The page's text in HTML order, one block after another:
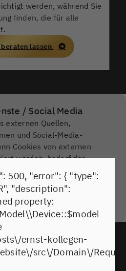
werden, während Sie
finden, die für alle
lassen
/ Social Media
externen Quellen,
und Social-Media-
Cookies von externen
werden, bedarf der
keiner manuellen
mehr
zu
UNSERER KUNDEN
500, "error": { "type":
"description":
property:
ernst-kollegen-
src\/Domain\/